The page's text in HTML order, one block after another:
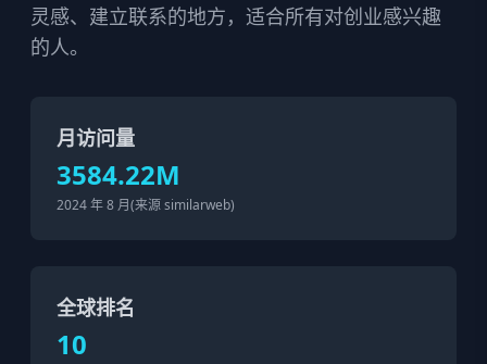
灵感、建立联系的地方，适合所有对创业感兴趣
的人。
月访问量
3584.22M
2024 年 8 月(来源 similarweb)
全球排名
10